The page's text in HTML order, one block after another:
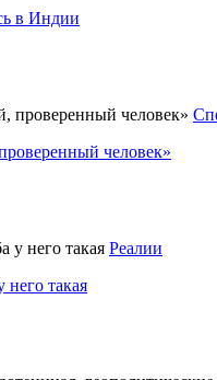
в Индии
человек»
Реалии
него такая